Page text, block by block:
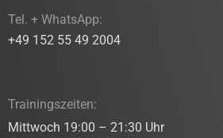
Tel. + WhatsApp:
+49 152 55 49 2004
Trainingszeiten:
Mittwoch 19:00 – 21:30 Uhr